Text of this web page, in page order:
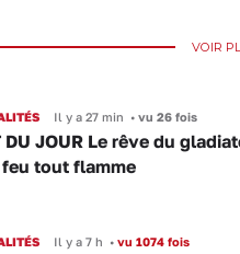
VOIR
Il y a 27 min •vu 26 fois
DU JOUR Le rêve du
tout flamme
Il y a 7 h •vu 1074 fois